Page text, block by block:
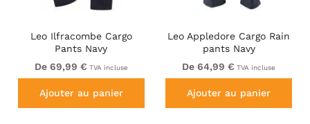
Leo Ilfracombe Cargo
Pants Navy
De 69,99 € TVA incluse
Ajouter au panier
Leo Appledore Cargo Rain
pants Navy
De 64,99 € TVA incluse
Ajouter au panier